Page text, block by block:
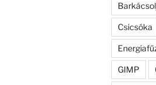
Csicsóka
GIMP